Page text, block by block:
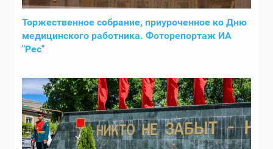
Торжественное собрание, приуроченное ко Дню
медицинского работника. Фоторепортаж ИА
"Рес"